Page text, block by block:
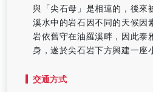
與「尖石母」是相連的，後來
溪水中的岩石因不同的天候因
岩依舊守在油羅溪畔，因此泰
身，遂於尖石岩下方興建一座
交通方式